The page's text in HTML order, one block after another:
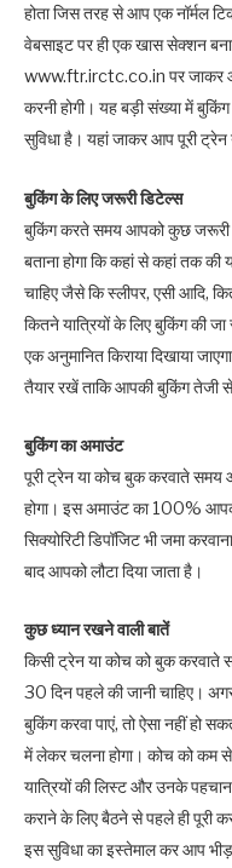
होता जिस तरह से आप एक नॉर्मल
वेबसाइट पर ही एक खास सेक्शन
www.ftr.irctc.co.in पर जाकर
करनी होगी। यह बड़ी संख्या में
सुविधा है। यहां जाकर आप पूरी
बुकिंग के लिए जरूरी डिटेल्स
बुकिंग करते समय आपको कुछ जरूरी
बताना होगा कि कहां से कहां तक
चाहिए जैसे कि स्लीपर, एसी आदि,
कितने यात्रियों के लिए बुकिंग की
एक अनुमानित किराया दिखाया
तैयार रखें ताकि आपकी बुकिंग तेजी
बुकिंग का अमाउंट
पूरी ट्रेन या कोच बुक करवाते समय
होगा। इस अमाउंट का 100%
सिक्योरिटी डिपॉजिट भी जमा
बाद आपको लौटा दिया जाता है।
कुछ ध्यान रखने वाली बातें
किसी ट्रेन या कोच को बुक
30 दिन पहले की जानी चाहिए।
बुकिंग करवा पाएं, तो ऐसा नहीं
में लेकर चलना होगा। कोच को कम से
यात्रियों की लिस्ट और उनके
कराने के लिए बैठने से पहले ही पूरी
इस सुविधा का इस्तेमाल कर आप